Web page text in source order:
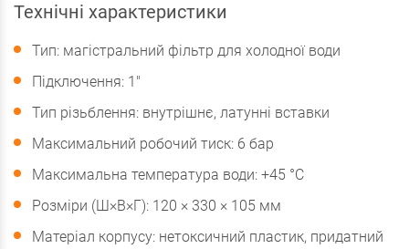
Технічні характеристики
Тип: магістральний фільтр для холодної води
Підключення: 1"
Тип різьблення: внутрішнє, латунні вставки
Максимальний робочий тиск: 6 бар
Максимальна температура води: +45 °С
Розміри (Ш×В×Г): 120 × 330 × 105 мм
Матеріал корпусу: нетоксичний пластик, придатний